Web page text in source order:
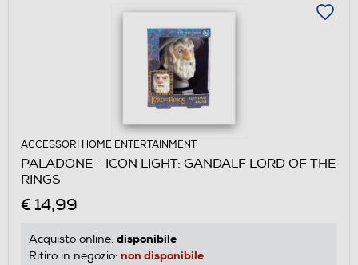
ACCESSORI HOME ENTERTAINMENT
PALADONE - ICON LIGHT: GANDALF LORD OF THE
RINGS
€ 14,99
Acquisto online: disponibile
Ritiro in negozio: non disponibile